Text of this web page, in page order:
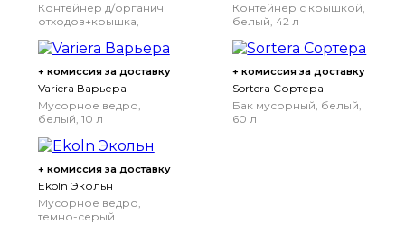
Контейнер д/органич
отходов+крышка,
Контейнер с крышкой,
белый, 42 л
+ комиссия за доставку
Variera Варьера
Мусорное ведро,
белый, 10 л
+ комиссия за доставку
Sortera Сортера
Бак мусорный, белый,
60 л
+ комиссия за доставку
Ekoln Экольн
Мусорное ведро,
темно-серый